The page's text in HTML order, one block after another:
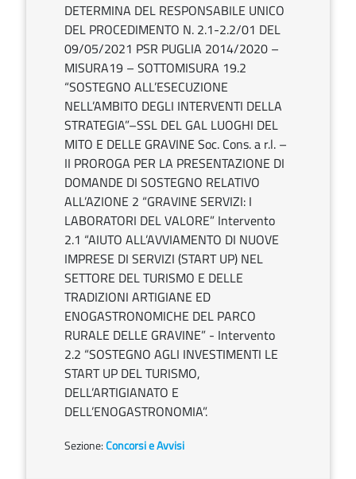
DETERMINA DEL RESPONSABILE UNICO
DEL PROCEDIMENTO N. 2.1-2.2/01 DEL
09/05/2021 PSR PUGLIA 2014/2020 –
MISURA19 – SOTTOMISURA 19.2
“SOSTEGNO ALL’ESECUZIONE
NELL’AMBITO DEGLI INTERVENTI DELLA
STRATEGIA”–SSL DEL GAL LUOGHI DEL
MITO E DELLE GRAVINE Soc. Cons. a r.l. –
II PROROGA PER LA PRESENTAZIONE DI
DOMANDE DI SOSTEGNO RELATIVO
ALL’AZIONE 2 “GRAVINE SERVIZI: I
LABORATORI DEL VALORE” Intervento
2.1 “AIUTO ALL’AVVIAMENTO DI NUOVE
IMPRESE DI SERVIZI (START UP) NEL
SETTORE DEL TURISMO E DELLE
TRADIZIONI ARTIGIANE ED
ENOGASTRONOMICHE DEL PARCO
RURALE DELLE GRAVINE” - Intervento
2.2 “SOSTEGNO AGLI INVESTIMENTI LE
START UP DEL TURISMO,
DELL’ARTIGIANATO E
DELL’ENOGASTRONOMIA”.
Sezione:Concorsi e Avvisi